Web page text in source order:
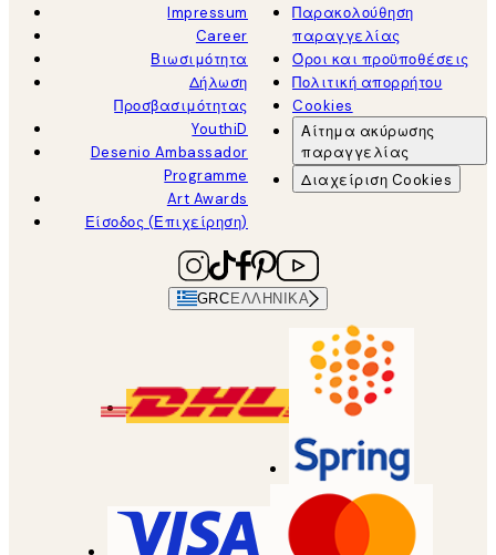
Impressum
Career
Βιωσιμότητα
Δήλωση
Προσβασιμότητας
YouthiD
Desenio Ambassador
Programme
Art Awards
Είσοδος (Επιχείρηση)
Παρακολούθηση
παραγγελίας
Όροι και προϋποθέσεις
Πολιτική απορρήτου
Cookies
Αίτημα ακύρωσης
παραγγελίας
Διαχείριση Cookies
GRC ΕΛΛΗΝΙΚΆ